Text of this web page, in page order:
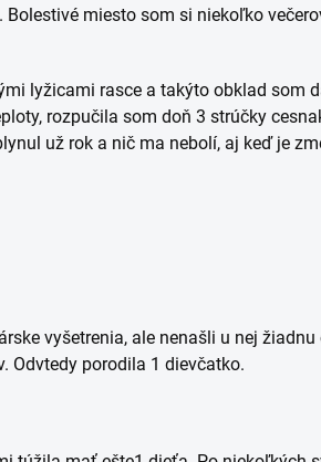
miesto som si niekoľko
lyžicami rasce a takýto obklad som
rozpučila som doň 3 strúčky
už rok a nič ma nebolí, aj keď je
vyšetrenia, ale nenašli u nej
Odvtedy porodila 1 dievčatko.